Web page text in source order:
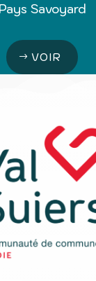
Pays Savoyard
VOIR